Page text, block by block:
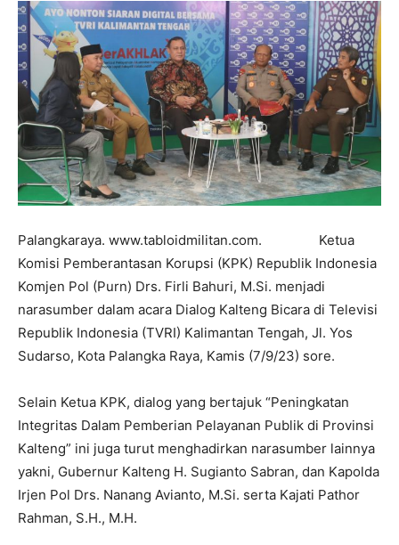
Palangkaraya. www.tabloidmilitan.com. Ketua
Komisi Pemberantasan Korupsi (KPK) Republik Indonesia
Komjen Pol (Purn) Drs. Firli Bahuri, M.Si. menjadi
narasumber dalam acara Dialog Kalteng Bicara di Televisi
Republik Indonesia (TVRI) Kalimantan Tengah, Jl. Yos
Sudarso, Kota Palangka Raya, Kamis (7/9/23) sore.
Selain Ketua KPK, dialog yang bertajuk “Peningkatan
Integritas Dalam Pemberian Pelayanan Publik di Provinsi
Kalteng” ini juga turut menghadirkan narasumber lainnya
yakni, Gubernur Kalteng H. Sugianto Sabran, dan Kapolda
Irjen Pol Drs. Nanang Avianto, M.Si. serta Kajati Pathor
Rahman, S.H., M.H.